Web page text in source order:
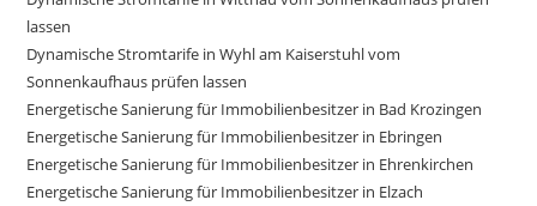
lassen
Dynamische Stromtarife in Wyhl am Kaiserstuhl vom
Sonnenkaufhaus prüfen lassen
Energetische Sanierung für Immobilienbesitzer in Bad Krozingen
Energetische Sanierung für Immobilienbesitzer in Ebringen
Energetische Sanierung für Immobilienbesitzer in Ehrenkirchen
Energetische Sanierung für Immobilienbesitzer in Elzach